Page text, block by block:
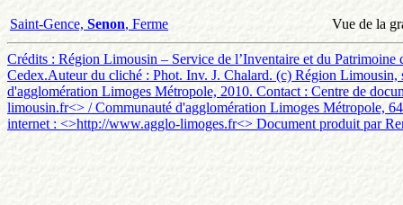
Saint-Gence, Senon, Ferme Vue de la
Crédits : Région Limousin – Service de l’Inventaire et du
Cedex.Auteur du cliché : Phot. Inv. J. Chalard. (c) Région
d'agglomération Limoges Métropole, 2010. Contact : Centre de
limousin.fr<> / Communauté d'agglomération Limoges Métropole,
internet : <>http://www.agglo-limoges.fr<> Document produit par